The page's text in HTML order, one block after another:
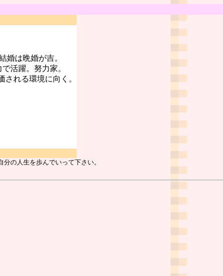
婚は晩婚が吉。
活躍。努力家。
れる環境に向く。
の人生を歩んでいって下さい。